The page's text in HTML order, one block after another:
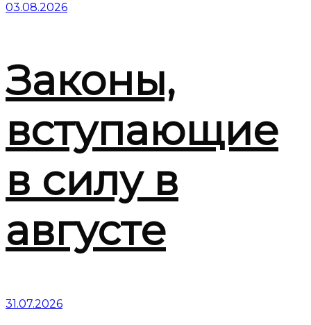
03.08.2026
Законы,
вступающие
в силу в
августе
31.07.2026